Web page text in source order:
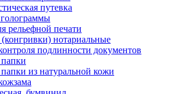
путевка
рельефной печати
(конгривки) нотариальные
подлинности документов
из натуральной кожи